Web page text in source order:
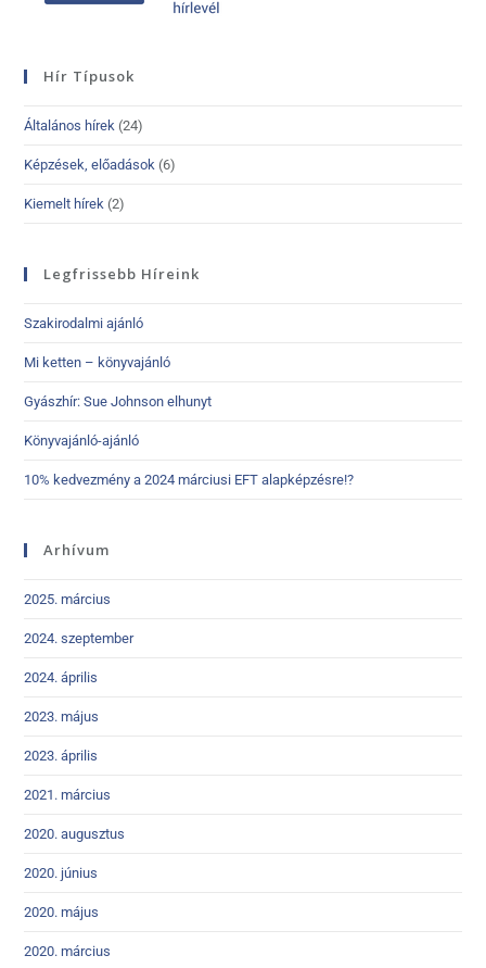
Hír Típusok
Általános hírek (24)
Képzések, előadások (6)
Kiemelt hírek (2)
Legfrissebb Híreink
Szakirodalmi ajánló
Mi ketten – könyvajánló
Gyászhír: Sue Johnson elhunyt
Könyvajánló-ajánló
10% kedvezmény a 2024 márciusi EFT alapképzésre!?
Arhívum
2025. március
2024. szeptember
2024. április
2023. május
2023. április
2021. március
2020. augusztus
2020. június
2020. május
2020. március